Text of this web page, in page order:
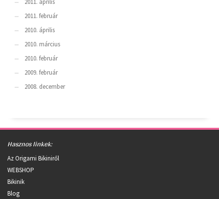
2011. április
2011. február
2010. április
2010. március
2010. február
2009. február
2008. december
Hasznos linkek:
Az Origami Bikiniről
WEBSHOP
Bikinik
Blog